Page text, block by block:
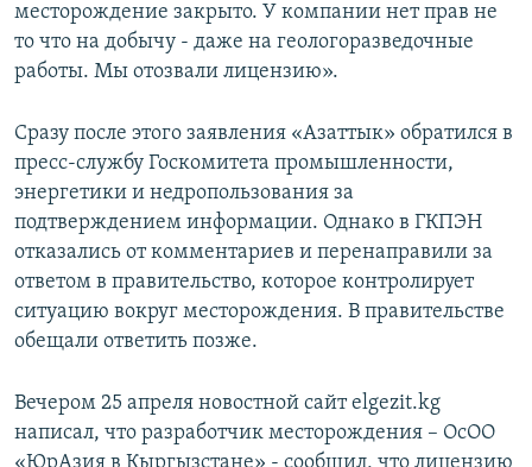
месторождение закрыто. У компании нет прав не
то что на добычу - даже на геологоразведочные
работы. Мы отозвали лицензию».
Сразу после этого заявления «Азаттык» обратился в
пресс-службу Госкомитета промышленности,
энергетики и недропользования за
подтверждением информации. Однако в ГКПЭН
отказались от комментариев и перенаправили за
ответом в правительство, которое контролирует
ситуацию вокруг месторождения. В правительстве
обещали ответить позже.
Вечером 25 апреля новостной сайт elgezit.kg
написал, что разработчик месторождения – ОсОО